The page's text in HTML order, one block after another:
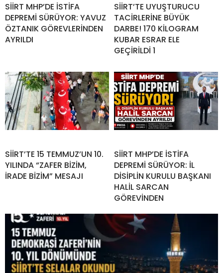
SİİRT MHP’DE İSTİFA
DEPREMİ SÜRÜYOR: YAVUZ
ÖZTANIK GÖREVLERİNDEN
AYRILDI
SİİRT’TE UYUŞTURUCU
TACİRLERİNE BÜYÜK
DARBE! 170 KİLOGRAM
KUBAR ESRAR ELE
GEÇİRİLDİ 1
SİİRT’TE 15 TEMMUZ’UN 10.
YILINDA “ZAFER BİZİM,
İRADE BİZİM” MESAJI
SİİRT MHP’DE İSTİFA
DEPREMİ SÜRÜYOR: İL
DİSİPLİN KURULU BAŞKANI
HALİL SARCAN
GÖREVİNDEN